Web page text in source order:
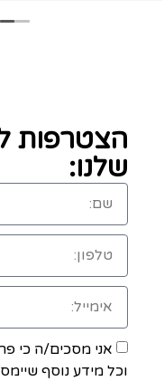
הצטרפות
שלנו:
אני מסכים/ה כי
וכל מידע נוסף